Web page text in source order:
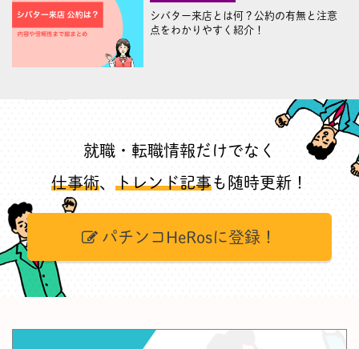
シバター来店とは何？公約の有無と注意
点をわかりやすく紹介！
就職・転職情報だけでなく
仕事術、 トレンド記事も随時更新！
パチンコHeRosに登録！